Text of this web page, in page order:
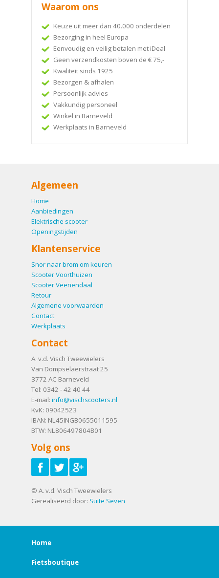
Waarom ons
Keuze uit meer dan 40.000 onderdelen
Bezorging in heel Europa
Eenvoudig en veilig betalen met iDeal
Geen verzendkosten boven de € 75,-
Kwaliteit sinds 1925
Bezorgen & afhalen
Persoonlijk advies
Vakkundig personeel
Winkel in Barneveld
Werkplaats in Barneveld
Algemeen
Home
Aanbiedingen
Elektrische scooter
Openingstijden
Klantenservice
Snor naar brom om keuren
Scooter Voorthuizen
Scooter Veenendaal
Retour
Algemene voorwaarden
Contact
Werkplaats
Contact
A. v.d. Visch Tweewielers
Van Dompselaerstraat 25
3772 AC Barneveld
Tel: 0342 - 42 40 44
E-mail: info@vischscooters.nl
KvK: 09042523
IBAN: NL45INGB0655011595
BTW: NL806497804B01
Volg ons
© A. v.d. Visch Tweewielers
Gerealiseerd door: Suite Seven
Home
Fietsboutique